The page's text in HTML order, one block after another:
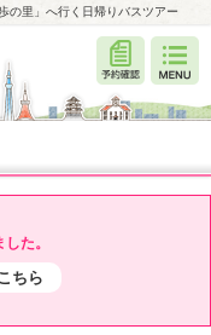
の里」へ行く日帰りバスツアー
た。
ちら